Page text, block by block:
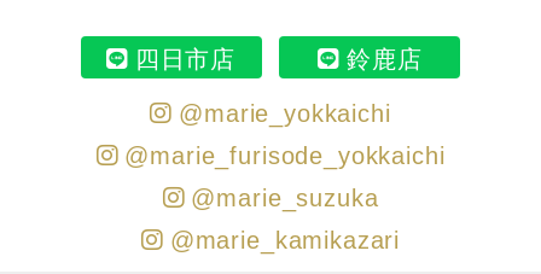
四日市店
鈴鹿店
@marie_yokkaichi
@marie_furisode_yokkaichi
@marie_suzuka
@marie_kamikazari